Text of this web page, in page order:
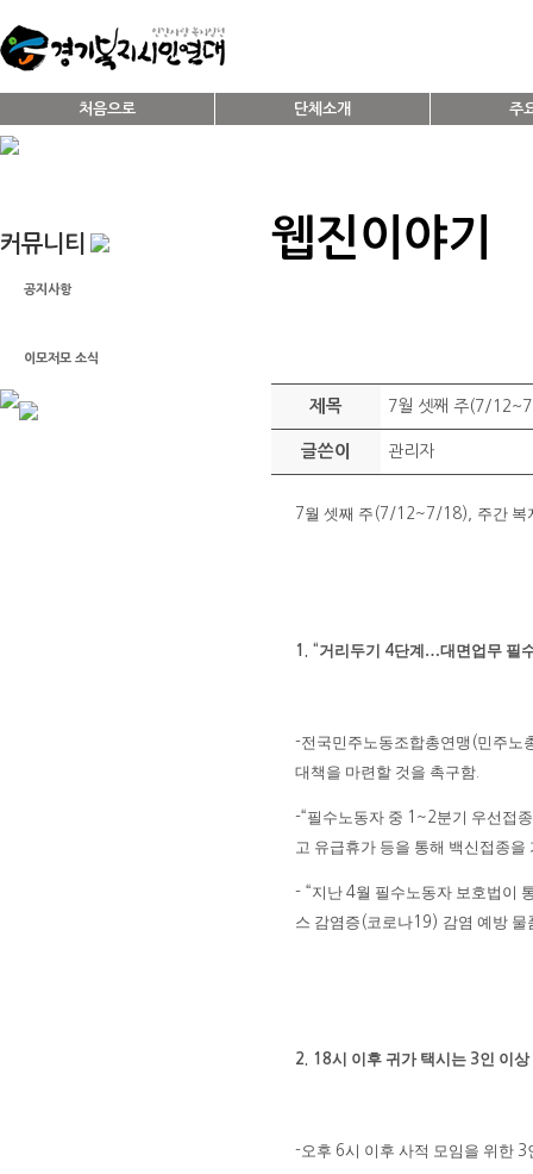
처음으로 단체소개 주
커뮤니티
공지사항
이모저모 소식
웹진이야기
제목 7월 셋째 주(7/
글쓴이 관리자
7월 셋째 주 (7/12~7/18), 주간
1. “거리두기 4단계 …대면업무 필
-전국민주노동조합총연맹 (민주노
대책을 마련할 것을 촉구함
-“필수노동자 중 1~2분기 우선접
고 유급휴가 등을 통해 백신접종
- “지난 4월 필수노동자 보호법이
스 감염증 (코로나19) 감염 예방 물
2. 18시 이후 귀가 택시는 3인 이
-오후 6시 이후 사적 모임을 위한 3